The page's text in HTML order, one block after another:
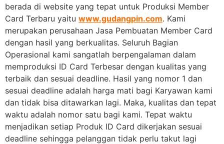
berada di website yang tepat untuk Produksi Member
Card Terbaru yaitu www.gudangpin.com. Kami
merupakan perusahaan Jasa Pembuatan Member Card
dengan hasil yang berkualitas. Seluruh Bagian
Operasional kami sangatlah berpengalaman dalam
memproduksi ID Card Terbesar dengan kualitas yang
terbaik dan sesuai deadline. Hasil yang nomor 1 dan
sesuai deadline adalah harga mati bagi Karyawan kami
dan tidak bisa ditawarkan lagi. Maka, kualitas dan tepat
waktu adalah nomor satu bagi kami. Tepat waktu
menjadikan setiap Produk ID Card dikerjakan sesuai
deadline sehingga pelanggan tidak perlu takut lagi